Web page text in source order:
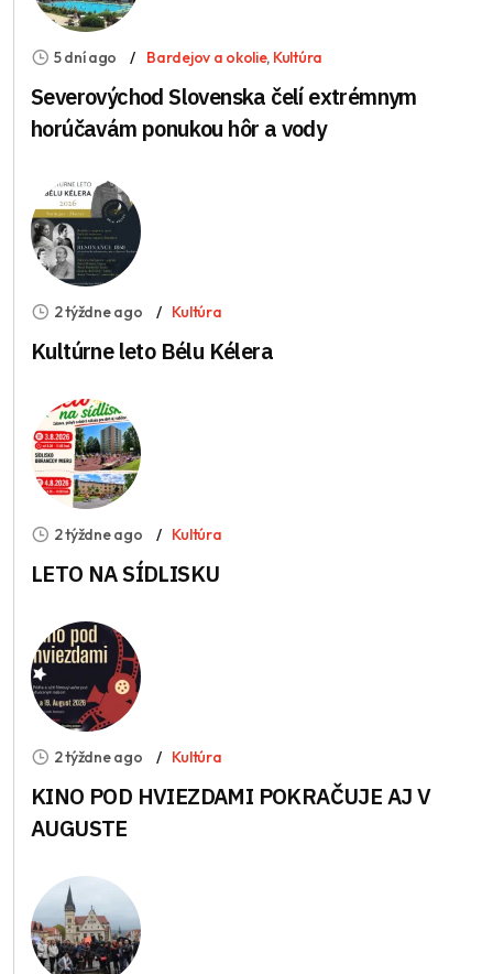
5 dní ago Bardejov a okolie, Kultúra
Severovýchod Slovenska čelí extrémnym
horúčavám ponukou hôr a vody
2 týždne ago Kultúra
Kultúrne leto Bélu Kélera
2 týždne ago Kultúra
LETO NA SÍDLISKU
2 týždne ago Kultúra
KINO POD HVIEZDAMI POKRAČUJE AJ V
AUGUSTE